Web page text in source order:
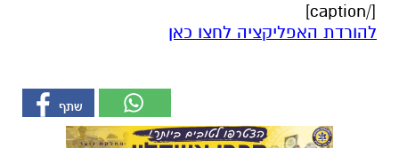
[/caption]
להורדת האפליקציה לחצו כאן